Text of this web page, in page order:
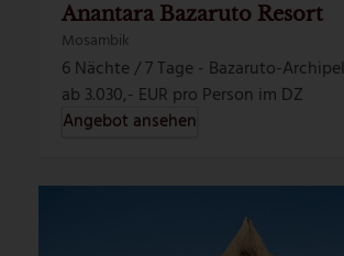
Anantara Bazaruto Resort
Mosambik
6 Nächte / 7 Tage - Bazaruto-Archipel
ab 3.030,- EUR pro Person im DZ
Angebot ansehen